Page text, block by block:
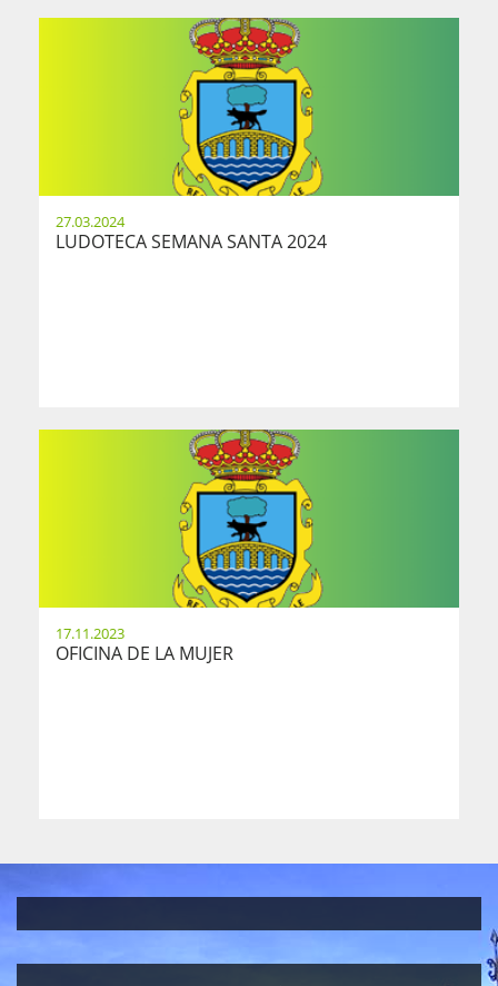
27.03.2024
LUDOTECA SEMANA SANTA 2024
17.11.2023
OFICINA DE LA MUJER